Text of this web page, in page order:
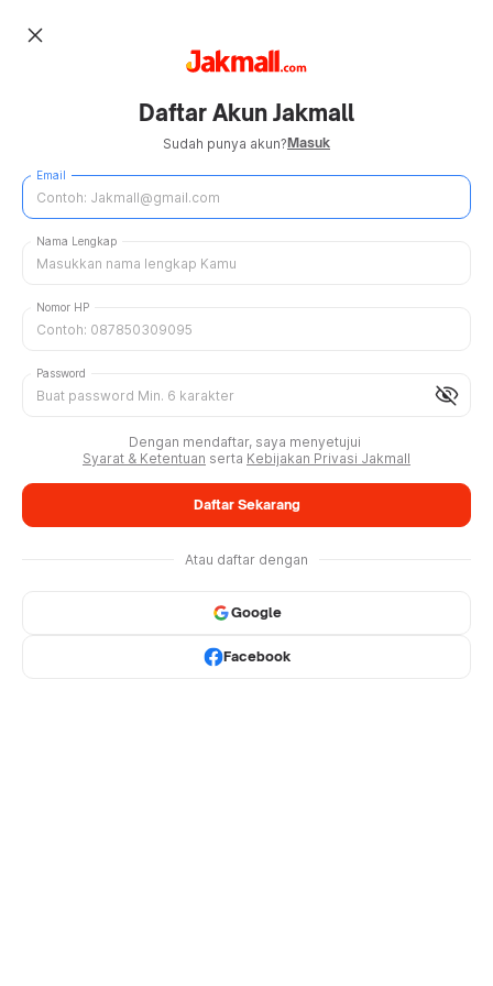
close
Daftar Akun Jakmall
Sudah punya akun?Masuk
Email
Nama Lengkap
Nomor HP
visibility_off
Password
Dengan mendaftar, saya menyetujui
Syarat & Ketentuan serta Kebijakan Privasi Jakmall
Daftar Sekarang
Atau daftar dengan
Google
Facebook